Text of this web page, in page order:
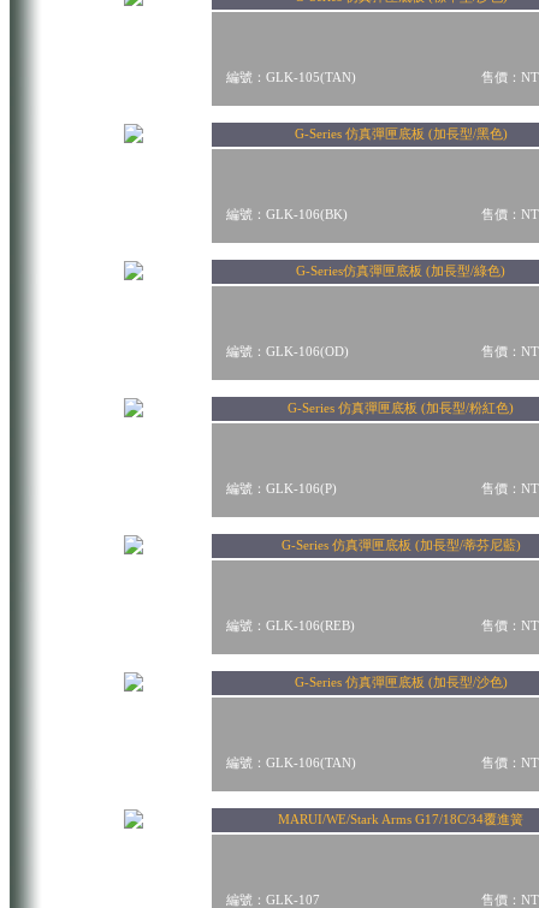
編號：GLK-105(TAN) 售價：
G-Series 仿真彈匣底板 (加長型/黑色)
編號：GLK-106(BK) 售價：
G-Series仿真彈匣底板 (加長型/綠色)
編號：GLK-106(OD) 售價：
G-Series 仿真彈匣底板 (加長型/粉紅色)
編號：GLK-106(P) 售價：
G-Series 仿真彈匣底板 (加長型/蒂芬尼藍)
編號：GLK-106(REB) 售價：
G-Series 仿真彈匣底板 (加長型/沙色)
編號：GLK-106(TAN) 售價：
MARUI/WE/Stark Arms G17/18C/34覆進簧
編號：GLK-107 售價：